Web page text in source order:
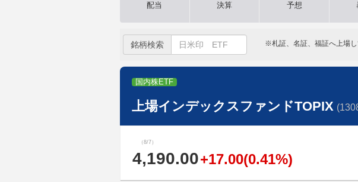
配当 決算 予想
銘柄検索 ※札証、名証、福証へ上場
国内株ETF
上場インデックスファンドTOPIX
（8/7）
4,190.00+17.00(0.41%)